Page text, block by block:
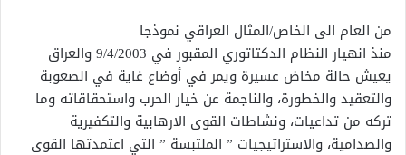
من العام الى الخاص/المثال العراقي نموذجا
منذ انهيار النظام الدكتاتوري المقبور في 9/4/2003 والعراق
يعيش حالة مخاض عسيرة ويمر في أوضاع غاية في الصعوبة
والتعقيد والخطورة، والناجمة عن خيار الحرب واستحقاقاته وما
تركه من تداعيات، ونشاطات القوى الارهابية والتكفيرية
والصدامية، والاستراتيجيات ” الملتبسة ” التي اعتمدتها القوى